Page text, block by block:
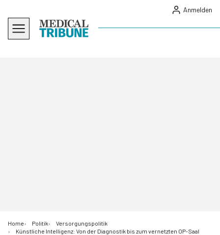
Anmelden
Home Politik
Versorgungspolitik
Künstliche Intelligenz: Von der Diagnostik bis zum vernetzten OP-Saal